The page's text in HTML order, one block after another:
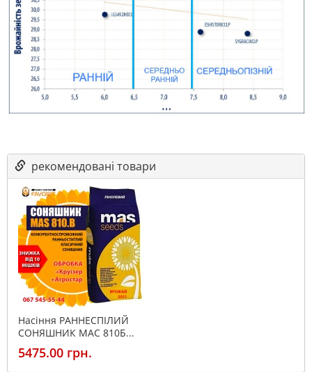
рекомендовані товари
Насіння РАННЕСПІЛИЙ
СОНЯШНИК МАС 810Б...
5475.00 грн.